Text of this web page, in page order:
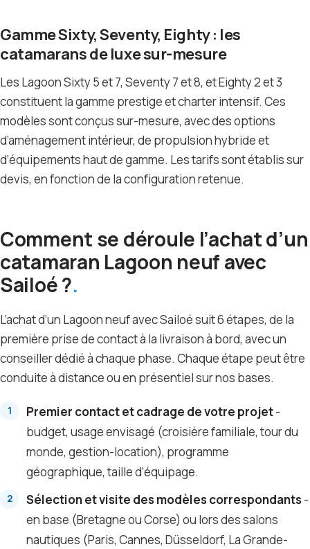
Gamme Sixty, Seventy, Eighty : les
catamarans de luxe sur-mesure
Les Lagoon Sixty 5 et 7, Seventy 7 et 8, et Eighty 2 et 3
constituent la gamme prestige et charter intensif. Ces
modèles sont conçus sur-mesure, avec des options
d’aménagement intérieur, de propulsion hybride et
d’équipements haut de gamme. Les tarifs sont établis sur
devis, en fonction de la configuration retenue.
Comment se déroule l’achat d’un
catamaran Lagoon neuf avec
Sailoé ?
L’achat d’un Lagoon neuf avec Sailoé suit 6 étapes, de la
première prise de contact à la livraison à bord, avec un
conseiller dédié à chaque phase. Chaque étape peut être
conduite à distance ou en présentiel sur nos bases.
Premier contact et cadrage de votre projet-
budget, usage envisagé (croisière familiale, tour du
monde, gestion-location), programme
géographique, taille d’équipage.
Sélection et visite des modèles correspondants -
en base (Bretagne ou Corse) ou lors des salons
nautiques (Paris, Cannes, Düsseldorf, La Grande-